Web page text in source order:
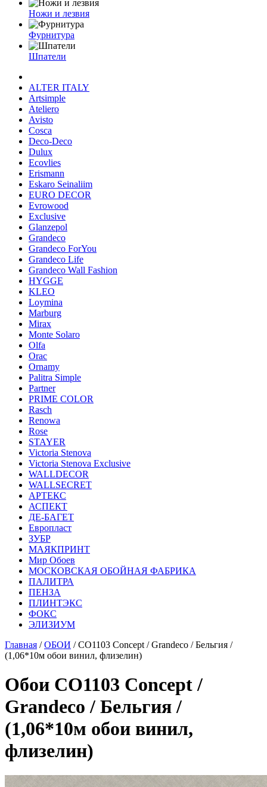
Ножи и лезвия
Фурнитура
Шпатели
ALTER ITALY
Artsimple
Ateliero
Avisto
Cosca
Deco-Deco
Dulux
Ecovlies
Erismann
Eskaro Seinaliim
EURO DECOR
Evrowood
Exclusive
Glanzepol
Grandeco
Grandeco ForYou
Grandeco Life
Grandeco Wall Fashion
HYGGE
KLEO
Loymina
Marburg
Mirax
Monte Solaro
Olfa
Orac
Ornamy
Palitra Simple
Partner
PRIME COLOR
Rasch
Renowa
Rose
STAYER
Victoria Stenova
Victoria Stenova Exclusive
WALLDECOR
WALLSECRET
АРТЕКС
АСПЕКТ
ДЕ-БАГЕТ
Европласт
ЗУБР
МАЯКПРИНТ
Мир Обоев
МОСКОВСКАЯ ОБОЙНАЯ ФАБРИКА
ПАЛИТРА
ПЕНЗА
ПЛИНТЭКС
ФОКС
ЭЛИЗИУМ
Главная /ОБОИ / CO1103 Concept / Grandeco / Бельгия /
(1,06*10м обои винил, флизелин)
Обои CO1103 Concept /
Grandeco / Бельгия /
(1,06*10м обои винил,
флизелин)